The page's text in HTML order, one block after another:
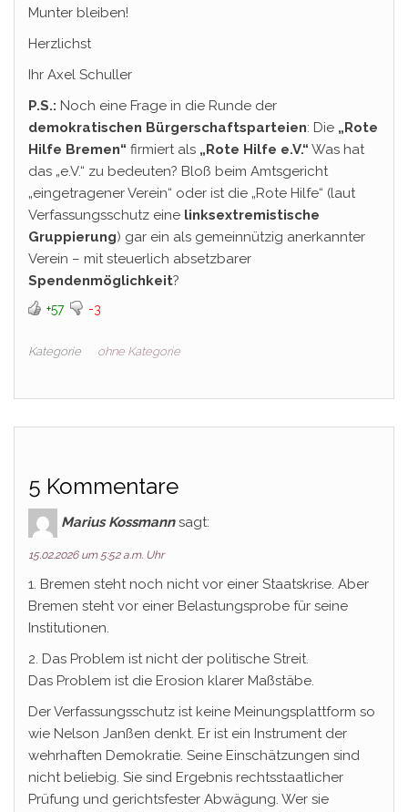
Munter bleiben!
Herzlichst
Ihr Axel Schuller
P.S.: Noch eine Frage in die Runde der
demokratischen Bürgerschaftsparteien: Die „Rote
Hilfe Bremen“ firmiert als „Rote Hilfe e.V.“ Was hat
das „e.V.“ zu bedeuten? Bloß beim Amtsgericht
„eingetragener Verein“ oder ist die „Rote Hilfe“ (laut
Verfassungsschutz eine linksextremistische
Gruppierung) gar ein als gemeinnützig anerkannter
Verein – mit steuerlich absetzbarer
Spendenmöglichkeit?
+57 -3
Kategorie ohne Kategorie
5 Kommentare
Marius Kossmann sagt:
15.02.2026 um 5:52 a.m. Uhr
1. Bremen steht noch nicht vor einer Staatskrise. Aber
Bremen steht vor einer Belastungsprobe für seine
Institutionen.
2. Das Problem ist nicht der politische Streit.
Das Problem ist die Erosion klarer Maßstäbe.
Der Verfassungsschutz ist keine Meinungsplattform so
wie Nelson Janßen denkt. Er ist ein Instrument der
wehrhaften Demokratie. Seine Einschätzungen sind
nicht beliebig. Sie sind Ergebnis rechtsstaatlicher
Prüfung und gerichtsfester Abwägung. Wer sie